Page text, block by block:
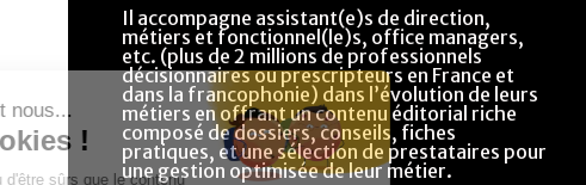
Il accompagne assistant(e)s de direction,
métiers et fonctionnel(le)s, office managers,
etc. (plus de 2 millions de professionnels
décisionnaires ou prescripteurs en France et
dans la francophonie) dans l’évolution de leurs
métiers en offrant un contenu éditorial riche
composé de dossiers, conseils, fiches
pratiques, et une sélection de prestataires pour
une gestion optimisée de leur métier.